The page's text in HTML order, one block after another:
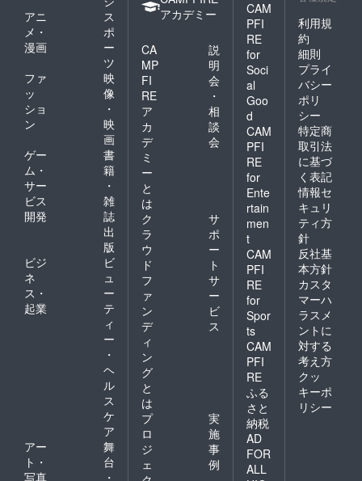
アニ
メ・
漫画
ス
ポ
ー
ツ
ファ
ッ
ショ
ン
映
像
・
映
画
ゲー
ム・
サー
ビス
開発
書
籍
・
雑
誌
出
版
ビジ
ネ
ス・
起業
ビ
ュ
ー
テ
ィ
ー
・
ヘ
ル
ス
ケ
ア
アー
ト・
写真
舞
台
・
アカデミー
CA
MP
FI
RE
ア
カ
デ
ミ
ー
と
は
説
明
会
・
相
談
会
ク
ラ
ウ
ド
フ
ァ
ン
デ
ィ
ン
グ
と
は
サ
ポ
ー
ト
サ
ー
ビ
ス
プ
ロ
ジ
ェ
実
施
事
例
CAM
PFI
RE
for
Soci
al
Goo
d
CAM
PFI
RE
for
Ente
rtain
men
t
CAM
PFI
RE
for
Spor
ts
CAM
PFI
RE
ふる
さと
納税
AD
FOR
ALL
利用規
約
細則
プライ
バシー
ポリ
シー
特定商
取引法
に基づ
く表記
情報セ
キュリ
ティ方
針
反社基
本方針
カスタ
マーハ
ラスメ
ントに
対する
考え方
クッ
キーポ
リシー